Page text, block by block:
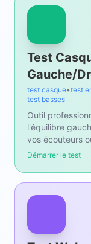
Test
Gauche/
test casque•test
test basses
Outil
l'équilibre
vos écouteurs
Démarrer le test